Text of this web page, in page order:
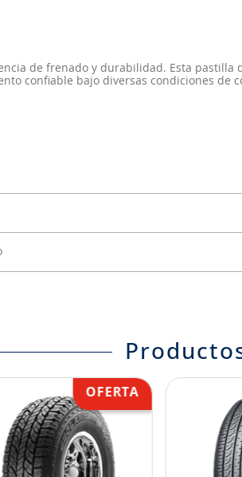
de frenado y durabilidad. Esta pastilla
confiable bajo diversas condiciones de